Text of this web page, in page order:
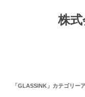
株
「GLASSINK 」カテゴリー